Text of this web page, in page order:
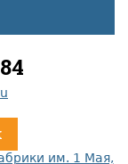
им. 1 Мая,